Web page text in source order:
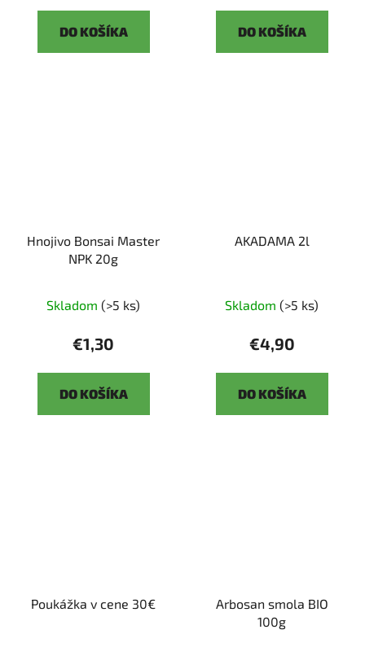
DO KOŠÍKA DO KOŠÍKA
Hnojivo Bonsai Master
NPK 20g
Skladom (>5 ks)
€1,30
DO KOŠÍKA
AKADAMA 2l
Skladom (>5 ks)
€4,90
DO KOŠÍKA
Poukážka v cene 30€
Arbosan smola BIO
100g